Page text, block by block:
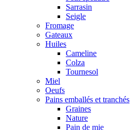
Sarrasin
Seigle
Fromage
Gateaux
Huiles
Cameline
Colza
Tournesol
Miel
Oeufs
Pains emballés et tranchés
Graines
Nature
Pain de mie